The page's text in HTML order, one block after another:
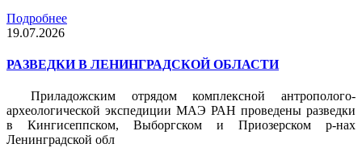
Подробнее
19.07.2026
РАЗВЕДКИ В ЛЕНИНГРАДСКОЙ ОБЛАСТИ
Приладожским отрядом комплексной антрополого-
археологической экспедиции МАЭ РАН проведены разведки
в Кингисеппском, Выборгском и Приозерском р-нах
Ленинградской обл